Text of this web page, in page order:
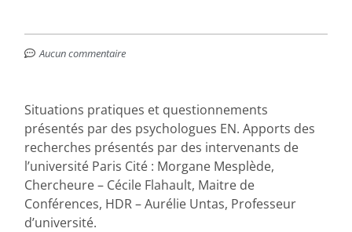
Aucun commentaire
Situations pratiques et questionnements
présentés par des psychologues EN. Apports des
recherches présentés par des intervenants de
l’université Paris Cité : Morgane Mesplède,
Chercheure – Cécile Flahault, Maitre de
Conférences, HDR – Aurélie Untas, Professeur
d’université.